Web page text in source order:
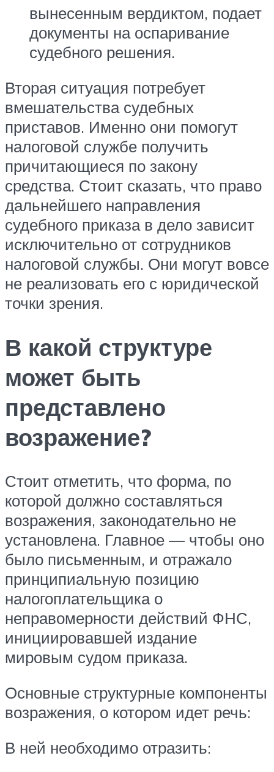
вынесенным вердиктом, подает
документы на оспаривание
судебного решения.
Вторая ситуация потребует
вмешательства судебных
приставов. Именно они помогут
налоговой службе получить
причитающиеся по закону
средства. Стоит сказать, что право
дальнейшего направления
судебного приказа в дело зависит
исключительно от сотрудников
налоговой службы. Они могут вовсе
не реализовать его с юридической
точки зрения.
В какой структуре
может быть
представлено
возражение?
Стоит отметить, что форма, по
которой должно составляться
возражения, законодательно не
установлена. Главное — чтобы оно
было письменным, и отражало
принципиальную позицию
налогоплательщика о
неправомерности действий ФНС,
инициировавшей издание
мировым судом приказа.
Основные структурные компоненты
возражения, о котором идет речь:
В ней необходимо отразить: